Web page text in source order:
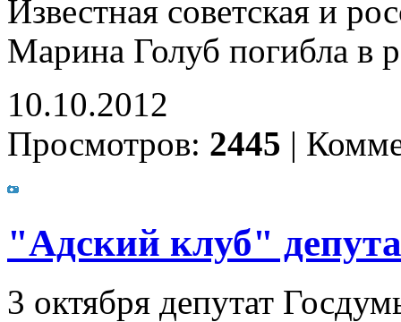
Известная советская и
Марина Голуб погибла в
10.10.2012
Просмотров: 2445 |
"Адский клуб"
3 октября депутат